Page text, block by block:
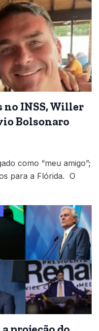
no INSS, Willer
Bolsonaro
como “meu amigo”;
para a Flórida. O